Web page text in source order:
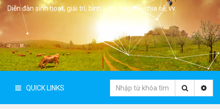
Diễn đàn sinh hoạt, giải trí, bình luân, học hỏi, chia sẻ, vv.
QUICK LINKS